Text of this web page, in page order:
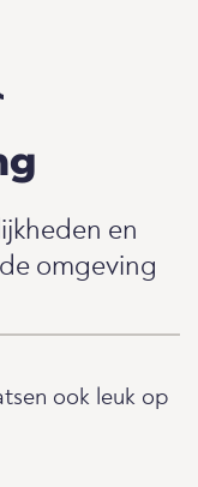
en
omgeving
ook leuk op